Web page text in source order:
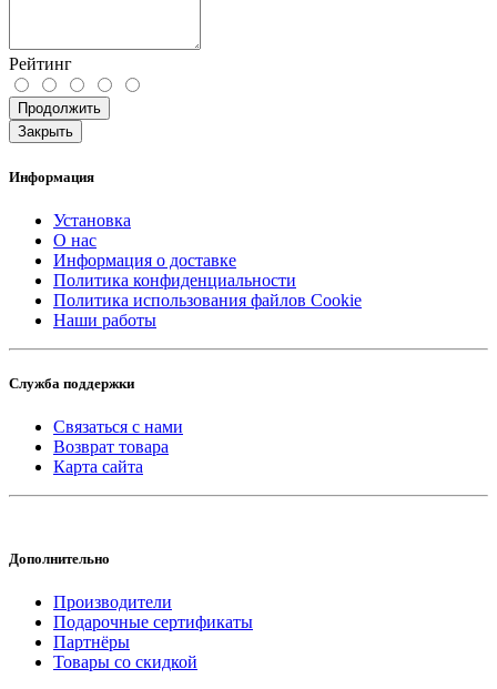
Рейтинг
Продолжить
Закрыть
Информация
Установка
О нас
Информация о доставке
Политика конфиденциальности
Политика использования файлов Cookie
Наши работы
Служба поддержки
Связаться с нами
Возврат товара
Карта сайта
Дополнительно
Производители
Подарочные сертификаты
Партнёры
Товары со скидкой